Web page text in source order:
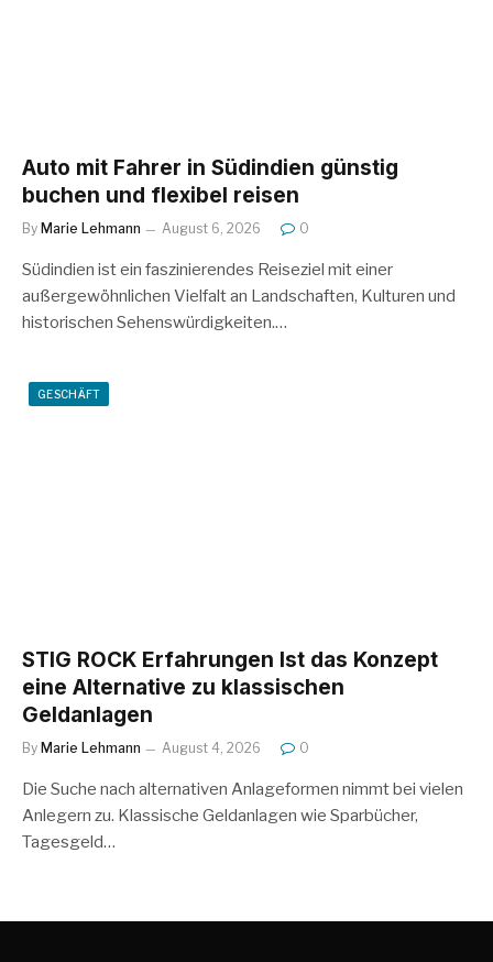
Auto mit Fahrer in Südindien günstig
buchen und flexibel reisen
By Marie Lehmann August 6, 2026 0
Südindien ist ein faszinierendes Reiseziel mit einer
außergewöhnlichen Vielfalt an Landschaften, Kulturen und
historischen Sehenswürdigkeiten.…
GESCHÄFT
STIG ROCK Erfahrungen Ist das Konzept
eine Alternative zu klassischen
Geldanlagen
By Marie Lehmann August 4, 2026 0
Die Suche nach alternativen Anlageformen nimmt bei vielen
Anlegern zu. Klassische Geldanlagen wie Sparbücher,
Tagesgeld…